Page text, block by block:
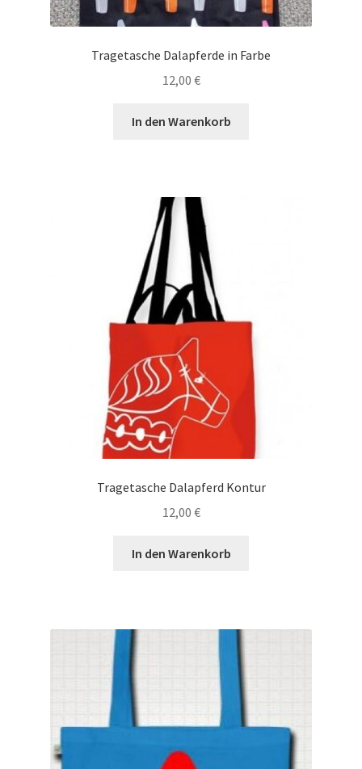
Tragetasche Dalapferde in Farbe
12,00 €
In den Warenkorb
Tragetasche Dalapferd Kontur
12,00 €
In den Warenkorb